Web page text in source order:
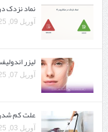
نماد نزدک
آوریل 09, 2025
لیزر
آوریل 07, 2025
علت کم
آوریل 03, 2025